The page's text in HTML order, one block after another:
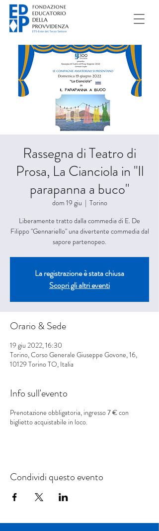
Rassegna di Teatro di
Prosa, La Cianciola in "Il
parapanna a buco"
dom 19 giu
  |
Torino
Liberamente tratto dalla commedia di E. De
Filippo "Gennariello" una divertente commedia dal
sapore partenopeo.
La registrazione è stata chiusa
Scopri gli altri eventi
Orario & Sede
19 giu 2022, 16:30
Torino, Corso Generale Giuseppe Govone, 16,
10129 Torino TO, Italia
Info sull'evento
Prenotazione obbligatoria, ingresso 7 € con
biglietto acquistabile in loco.
Condividi questo evento